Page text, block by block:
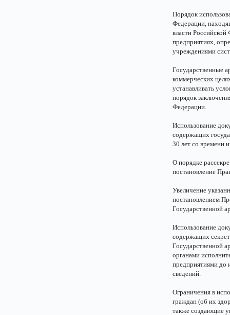
Порядок
Федерации,
власти
предприятиях,
учреждениями
Государственные
коммерческих
устанавливать
порядок
Федерации.
Использование
содержащих
30 лет со времени
О порядке
постановление
Увеличение
постановлением
Государственной
Использование
содержащих
Государственной
органами
предприятиями до
сведений.
Ограничения в
граждан (об их
также создающие